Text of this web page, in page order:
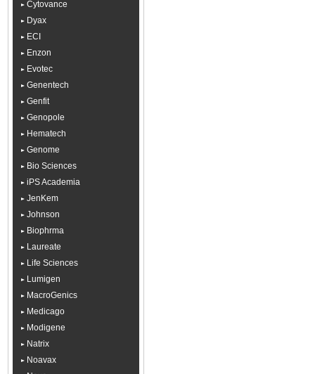
Cytovance
Dyax
ECI
Enzon
Evotec
Genentech
Genfit
Genopole
Hematech
Genome
Bio Sciences
iPS Academia
JenKem
Johnson
Biophrma
Laureate
Life Sciences
Lumigen
MacroGenics
Medicago
Modigene
Natrix
Noavax